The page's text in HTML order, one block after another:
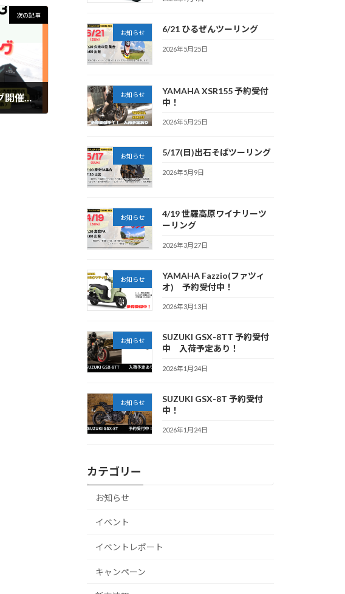
次の記事
2023年11月26日(日) 日生ツーリング開催！！
お知らせ 6/21 ひるぜんツーリング
2026年5月25日
お知らせ
YAMAHA XSR155 予約受付
中！
2026年5月25日
お知らせ 5/17(日)出石そばツーリング
2026年5月9日
お知らせ
4/19 世羅高原ワイナリーツ
ーリング
2026年3月27日
お知らせ
YAMAHA Fazzio(ファツィ
オ) 予約受付中！
2026年3月13日
お知らせ
SUZUKI GSX-8TT 予約受付
中 入荷予定あり！
2026年1月24日
お知らせ
SUZUKI GSX-8T 予約受付
中！
2026年1月24日
カテゴリー
お知らせ
イベント
イベントレポート
キャンペーン